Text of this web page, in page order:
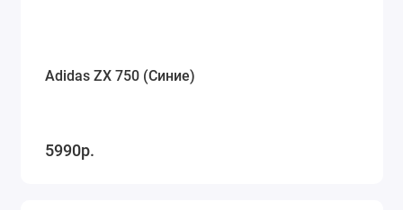
Adidas ZX 750 (Синие)
5990р.